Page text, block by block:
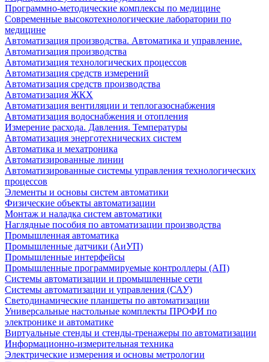
Программно-методические комплексы по медицине
Современные высокотехнологические лаборатории по
медицине
Автоматизация производства. Автоматика и управление.
Автоматизация производства
Автоматизация технологических процессов
Автоматизация средств измерений
Автоматизация средств производства
Автоматизация ЖКХ
Автоматизация вентиляции и теплогазоснабжения
Автоматизация водоснабжения и отопления
Измерение расхода. Давления. Температуры
Автоматизация энерготехнических систем
Автоматика и мехатроника
Автоматизированные линии
Автоматизированные системы управления технологических
процессов
Элементы и основы систем автоматики
Физические объекты автоматизации
Монтаж и наладка систем автоматики
Наглядные пособия по автоматизации производства
Промышленная автоматика
Промышленные датчики (АиУП)
Промышленные интерфейсы
Промышленные программируемые контроллеры (АП)
Системы автоматизации и промышленные сети
Системы автоматизации и управления (САУ)
Светодинамические планшеты по автоматизации
Универсальные настольные комплекты ПРОФИ по
электронике и автоматике
Виртуальные стенды и стенды-тренажеры по автоматизации
Информационно-измерительная техника
Электрические измерения и основы метрологии